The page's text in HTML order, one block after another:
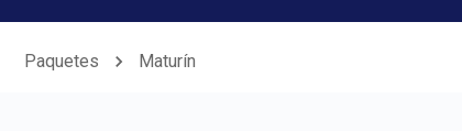
Paquetes Maturín